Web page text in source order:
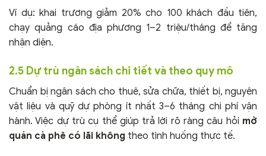
Ví dụ: khai trương giảm 20% cho 100 khách đầu tiên,
chạy quảng cáo địa phương 1–2 triệu/tháng để tăng
nhận diện.
2.5 Dự trù ngân sách chi tiết và theo quy mô
Chuẩn bị ngân sách cho thuê, sửa chữa, thiết bị, nguyên
vật liệu và quỹ dự phòng ít nhất 3–6 tháng chi phí vận
hành. Việc dự trù cụ thể giúp trả lời rõ ràng câu hỏi mở
quán cà phê có lãi không theo tình huống thực tế.